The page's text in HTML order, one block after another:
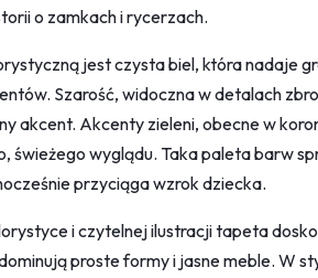
o zamkach i rycerzach.
jest czysta biel, która nadaje
Szarość, widoczna w detalach
akcent. Akcenty zieleni, obecne w
świeżego wyglądu. Taka paleta barw
przyciąga wzrok dziecka.
i czytelnej ilustracji tapeta
proste formy i jasne meble. W